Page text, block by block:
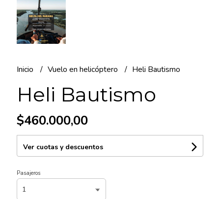
Inicio Vuelo en helicóptero Heli Bautismo
Heli Bautismo
$460.000,00
Ver cuotas y descuentos
Pasajeros